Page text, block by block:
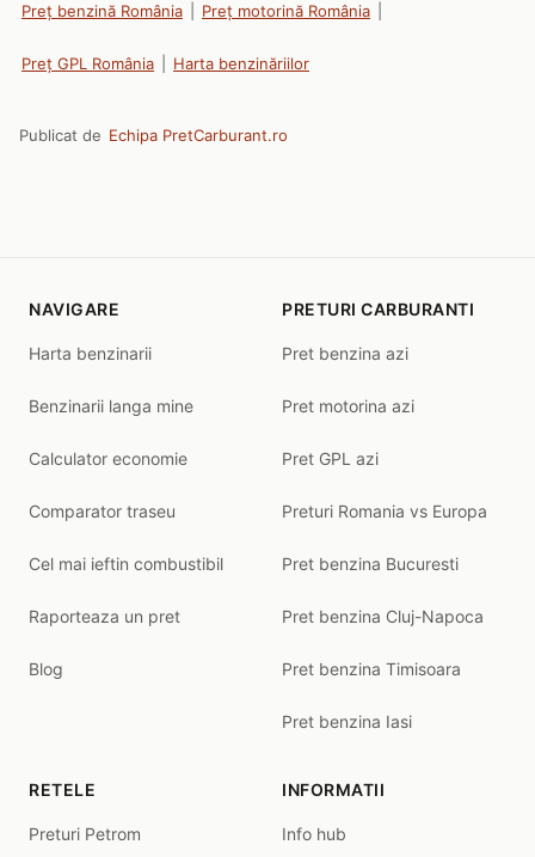
Preț benzină România Preț motorină România
Preț GPL România Harta benzinăriilor
Publicat de Echipa PretCarburant.ro
NAVIGARE
Harta benzinarii
Benzinarii langa mine
Calculator economie
Comparator traseu
Cel mai ieftin combustibil
Raporteaza un pret
Blog
PRETURI CARBURANTI
Pret benzina azi
Pret motorina azi
Pret GPL azi
Preturi Romania vs Europa
Pret benzina Bucuresti
Pret benzina Cluj-Napoca
Pret benzina Timisoara
Pret benzina Iasi
RETELE
Preturi Petrom
INFORMATII
Info hub